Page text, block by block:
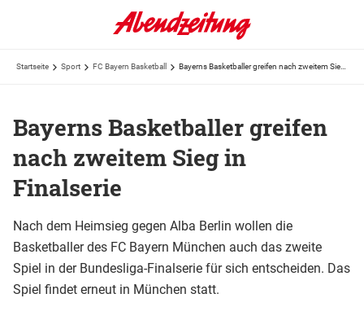
Startseite Sport FC Bayern Basketball
Bayerns Basketballer greifen
nach zweitem Sieg in
Finalserie
Nach dem Heimsieg gegen Alba Berlin wollen die
Basketballer des FC Bayern München auch das zweite
Spiel in der Bundesliga-Finalserie für sich entscheiden. Das
Spiel findet erneut in München statt.